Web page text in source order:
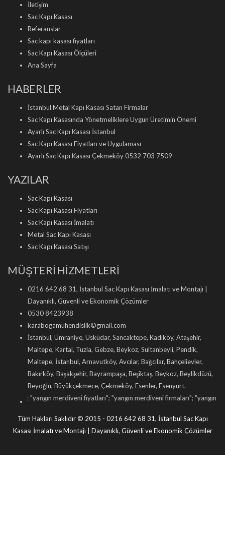
İletişim
Sac Kapı Kasası
Referanslar
Sac kapı kasası fiyatları
Sac Kapı Kasası Ölçüleri
Ana Sayfa
HABERLER
İstanbul Metal Kapı Kasası Satan Firmalar
Sac Kapı Kasasında Yönetmeliklere Uygun Üretimin Önemi
Ayarlı Sac Kapı Kasası İstanbul
Sac Kapı Kasası Fiyatları ve Uygulaması
Ayarlı Sac Kapı Kasası Çekmeköy 0532 703 7509
YAZILAR
Sac Kapı Kasası
Sac Kapı Kasası Fiyatları
Sac Kapı Kasası İmalatı
Metal Sac Kapı Kasası
Sac Kapı Kasası Satışı
MÜŞTERİ HİZMETLERİ
0216 642 68 31, İstanbul Sac Kapı Kasası İmalatı ve Montajı |
Dayanıklı, Güvenli ve Ekonomik Çözümler
0530 8423938
karabogamuhendislik©gmail.com
İstanbul, Ümraniye, Üsküdar, Sancaktepe, Kadıköy, Ataşehir,
Maltepe, Kartal, Tuzla, Gebze, Beykoz, Sultanbeyli, Pendik,
Maltepe, İstanbul, Arnavutköy, Avcılar, Bağcılar, Bahçelievler,
Bakırköy, Başakşehir, Bayrampaşa, Beşiktaş, Beykoz, Beylikdüzü,
Beyoğlu, Büyükçekmece, Çekmeköy, Esenler, Esenyurt.
yangın merdiveni fiyatları"; "yangın merdiveni firmaları"; "yangın
Tüm Hakları Saklıdır © 2015 - 0216 642 68 31, İstanbul Sac Kapı
Kasası İmalatı ve Montajı | Dayanıklı, Güvenli ve Ekonomik Çözümler